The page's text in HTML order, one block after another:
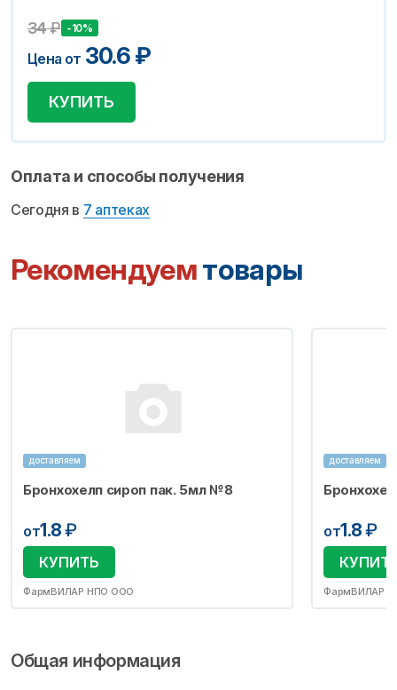
34₽ -10%
Цена от 30.6₽
КУПИТЬ
Оплата и способы получения
Сегодня в 7 аптеках
Рекомендуемтовары
доставляем
Бронхохелп сироп пак. 5мл №8
от1.8₽
КУПИТЬ
ФармВИЛАР НПО ООО
доставляем
от1.8₽
ФармВИЛАР
Общая информация